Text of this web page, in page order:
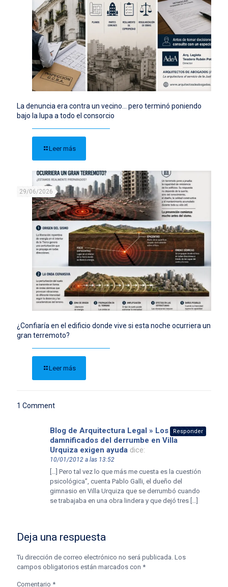
La denuncia era contra un vecino… pero terminó poniendo
bajo la lupa a todo el consorcio
Leer más
29/06/2026
¿Confiaría en el edificio donde vive si esta noche ocurriera un
gran terremoto?
Leer más
1 Comment
Blog de Arquitectura Legal » Los
damnificados del derrumbe en Villa
Urquiza exigen ayuda dice:
10/01/2012 a las 13:52
[…] Pero tal vez lo que más me cuesta es la cuestión
psicológica”, cuenta Pablo Galli, el dueño del
gimnasio en Villa Urquiza que se derrumbó cuando
se trabajaba en una obra lindera y que dejó tres […]
Responder
Deja una respuesta
Tu dirección de correo electrónico no será publicada. Los
campos obligatorios están marcados con *
Comentario *